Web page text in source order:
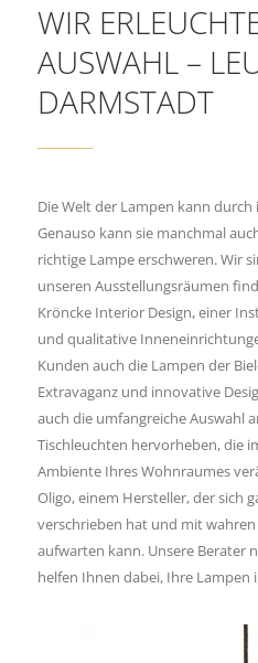
WIR
AUSWAHL –
DARMSTADT
Die Welt der Lampen kann
Genauso kann sie manchmal
richtige Lampe erschweren. Wir
unseren Ausstellungsräumen
Kröncke Interior Design, einer
und qualitative
Kunden auch die Lampen der
Extravaganz und innovative
auch die umfangreiche Auswahl
Tischleuchten hervorheben, die
Ambiente Ihres Wohnraumes
Oligo, einem Hersteller, der sich
verschrieben hat und mit
aufwarten kann. Unsere Berater
helfen Ihnen dabei, Ihre